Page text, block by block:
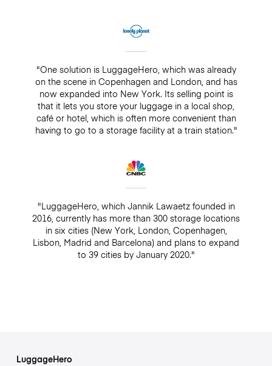
"One solution is LuggageHero, which was already
on the scene in Copenhagen and London, and has
now expanded into New York. Its selling point is
that it lets you store your luggage in a local shop,
café or hotel, which is often more convenient than
having to go to a storage facility at a train station."
"LuggageHero, which Jannik Lawaetz founded in
2016, currently has more than 300 storage locations
in six cities (New York, London, Copenhagen,
Lisbon, Madrid and Barcelona) and plans to expand
to 39 cities by January 2020."
LuggageHero